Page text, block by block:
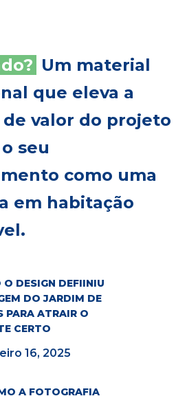
Um material
que eleva a
de valor do projeto
seu
como uma
em habitação
O DESIGN DEFIINIU
DO JARDIM DE
PARA ATRAIR O
CERTO
16, 2025
A FOTOGRAFIA